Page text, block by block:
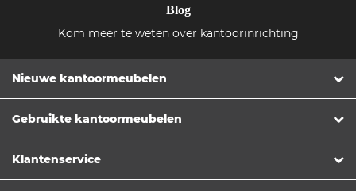
Blog
Kom meer te weten over kantoorinrichting
Nieuwe kantoormeubelen
Gebruikte kantoormeubelen
Klantenservice